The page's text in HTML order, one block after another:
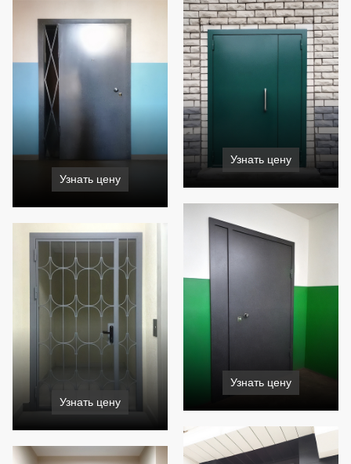
Узнать цену
Узнать цену
Узнать цену
Узнать цену